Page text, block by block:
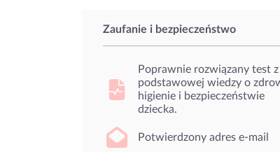
Zaufanie i bezpieczeństwo
Poprawnie rozwiązany test z
podstawowej wiedzy o
higienie i bezpieczeństwie
dziecka.
Potwierdzony adres e-mail